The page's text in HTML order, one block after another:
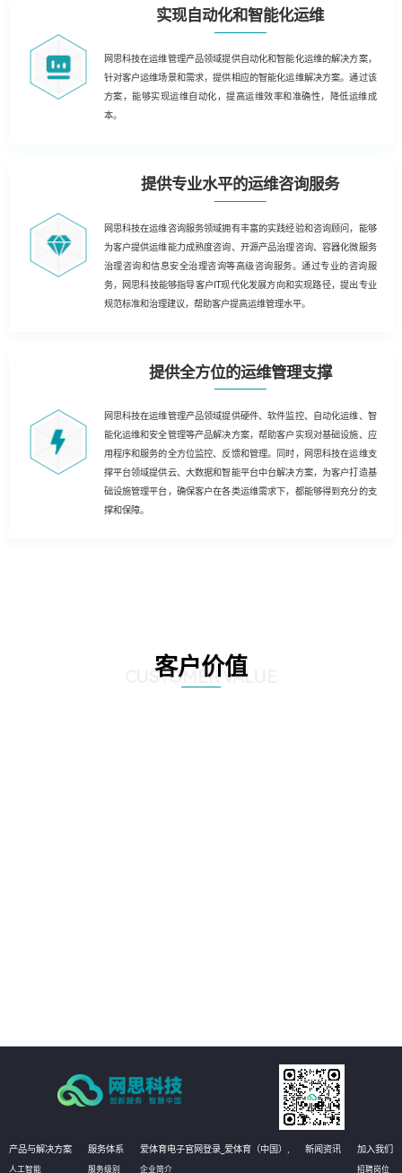
实现自动化和智能化运维
网思科技在运维管理产品领域提供自动化和智能化运维的解决方案，
针对客户运维场景和需求，提供相应的智能化运维解决方案。通过该
方案，能够实现运维自动化，提高运维效率和准确性，降低运维成
本。
提供专业水平的运维咨询服务
网思科技在运维咨询服务领域拥有丰富的实践经验和咨询顾问，能够
为客户提供运维能力成熟度咨询、开源产品治理咨询、容器化微服务
治理咨询和信息安全治理咨询等高级咨询服务。通过专业的咨询服
务，网思科技能够指导客户IT现代化发展方向和实现路径，提出专业
规范标准和治理建议，帮助客户提高运维管理水平。
提供全方位的运维管理支撑
网思科技在运维管理产品领域提供硬件、软件监控、自动化运维、智
能化运维和安全管理等产品解决方案，帮助客户实现对基础设施、应
用程序和服务的全方位监控、反馈和管理。同时，网思科技在运维支
撑平台领域提供云、大数据和智能平台中台解决方案，为客户打造基
础设施管理平台，确保客户在各类运维需求下，都能够得到充分的支
撑和保障。
客户价值
CUSTOMER VALUE
产品与解决方案
人工智能
服务体系
服务级别
爱体育电子官网登录_爱体育（中国）,
企业简介
新闻资讯 加入我们
招聘岗位